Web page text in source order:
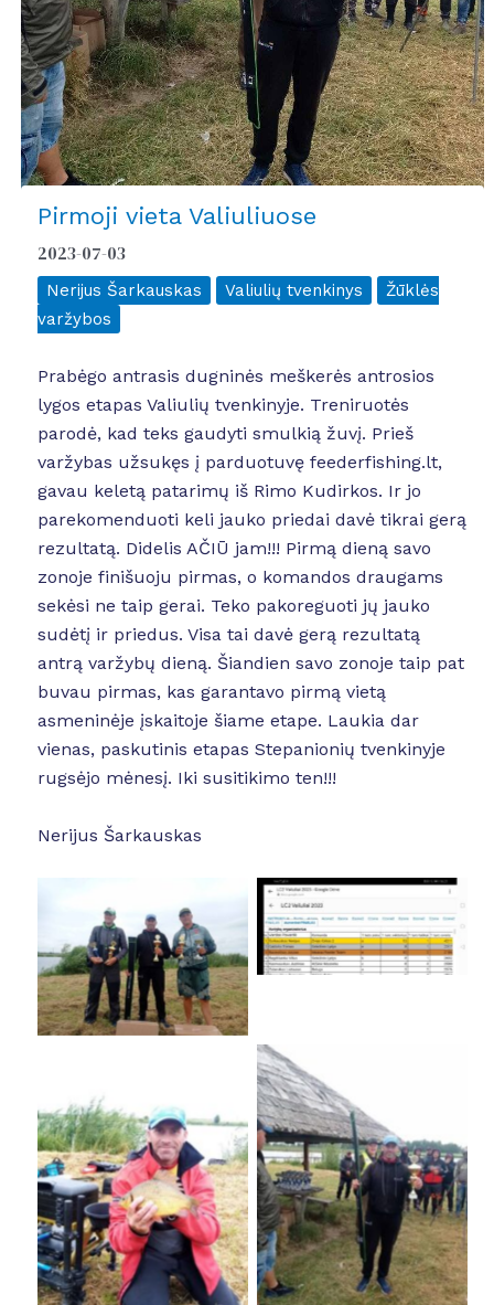
Pirmoji vieta Valiuliuose
2023-07-03
Nerijus Šarkauskas Valiulių tvenkinys
Žūklės
varžybos
Prabėgo antrasis dugninės meškerės antrosios
lygos etapas Valiulių tvenkinyje. Treniruotės
parodė, kad teks gaudyti smulkią žuvį. Prieš
varžybas užsukęs į parduotuvę feederfishing.lt,
gavau keletą patarimų iš Rimo Kudirkos. Ir jo
parekomenduoti keli jauko priedai davė tikrai gerą
rezultatą. Didelis AČIŪ jam!!! Pirmą dieną savo
zonoje finišuoju pirmas, o komandos draugams
sekėsi ne taip gerai. Teko pakoreguoti jų jauko
sudėtį ir priedus. Visa tai davė gerą rezultatą
antrą varžybų dieną. Šiandien savo zonoje taip pat
buvau pirmas, kas garantavo pirmą vietą
asmeninėje įskaitoje šiame etape. Laukia dar
vienas, paskutinis etapas Stepanionių tvenkinyje
rugsėjo mėnesį. Iki susitikimo ten!!!
Nerijus Šarkauskas
No Caption
No Caption
No Caption No Caption